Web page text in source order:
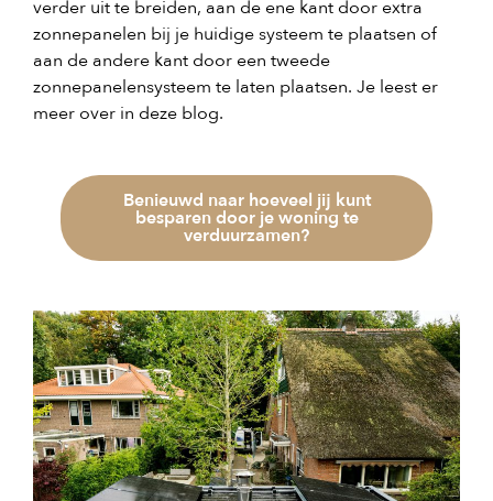
verder uit te breiden, aan de ene kant door extra
zonnepanelen bij je huidige systeem te plaatsen of
aan de andere kant door een tweede
zonnepanelensysteem te laten plaatsen. Je leest er
meer over in deze blog.
Benieuwd naar hoeveel jij kunt
besparen door je woning te
verduurzamen?